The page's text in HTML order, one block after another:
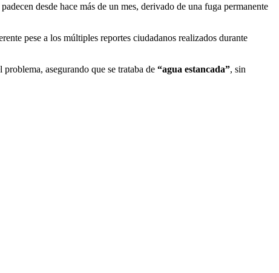
desde hace más de un mes, derivado de una fuga permanente
pese a los múltiples reportes ciudadanos realizados durante
asegurando que se trataba de “agua estancada”, sin